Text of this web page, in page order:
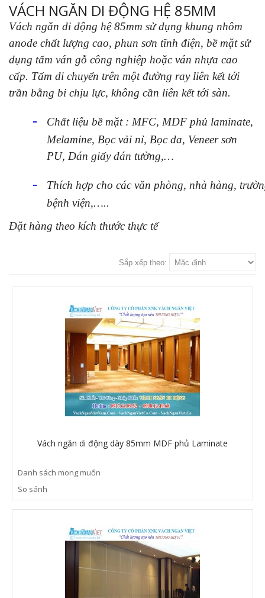
VÁCH NGĂN DI ĐỘNG HỆ 85MM
Vách ngăn di động hệ 85mm sử dụng khung nhôm
anode chất lượng cao, phun sơn tĩnh điện, bề mặt sử
dụng tấm ván gỗ công nghiệp hoặc ván nhựa cao
cấp. Tấm di chuyển trên một đường ray liên kết tới
trần bằng bi chịu lực, không cần liên kết tới sàn.
-
Chất liệu bề mặt : MFC, MDF phủ laminate,
Melamine, Bọc vải nỉ, Bọc da, Veneer sơn
PU, Dán giấy dán tường,…
- Thích hợp cho các văn phòng, nhà hàng,
bệnh viện,…..
Đặt hàng theo kích thước thực tế
Sắp xếp theo:
Vách ngăn di động dày 85mm MDF phủ Laminate
Danh sách mong muốn
So sánh